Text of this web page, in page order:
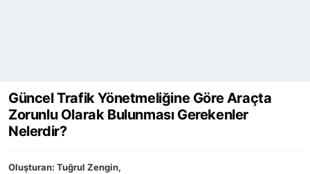
Güncel Trafik Yönetmeliğine Göre Araçta
Zorunlu Olarak Bulunması Gerekenler
Nelerdir?
Oluşturan: Tuğrul Zengin,